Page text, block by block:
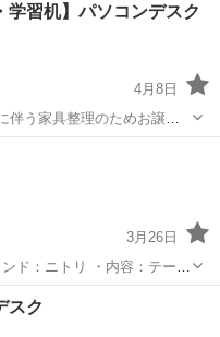
学習机】パソコンデスク
4月8日
伴う家具整理のためお譲り
鵜
限定でお願いします。 受け
3月26日
全体的にきれいな状態で
お願いします。
ニトリ
スク